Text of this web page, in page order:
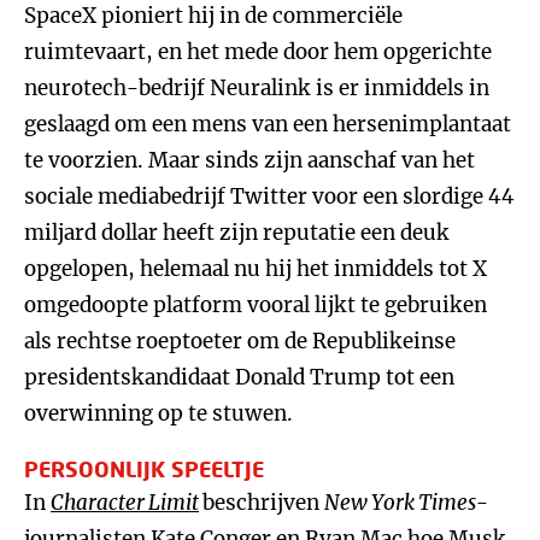
SpaceX pioniert hij in de commerciële
ruimtevaart, en het mede door hem opgerichte
neurotech-bedrijf Neuralink is er inmiddels in
geslaagd om een mens van een hersenimplantaat
te voorzien. Maar sinds zijn aanschaf van het
sociale mediabedrijf Twitter voor een slordige 44
miljard dollar heeft zijn reputatie een deuk
opgelopen, helemaal nu hij het inmiddels tot X
omgedoopte platform vooral lijkt te gebruiken
als rechtse roeptoeter om de Republikeinse
presidentskandidaat Donald Trump tot een
overwinning op te stuwen.
PERSOONLIJK SPEELTJE
InCharacter LimitbeschrijvenNew York Times-